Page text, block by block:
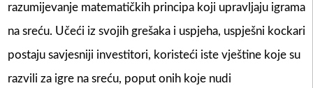
razumijevanje matematičkih principa koji upravljaju igrama
na sreću. Učeći iz svojih grešaka i uspjeha, uspješni kockari
postaju savjesniji investitori, koristeći iste vještine koje su
razvili za igre na sreću, poput onih koje nudi